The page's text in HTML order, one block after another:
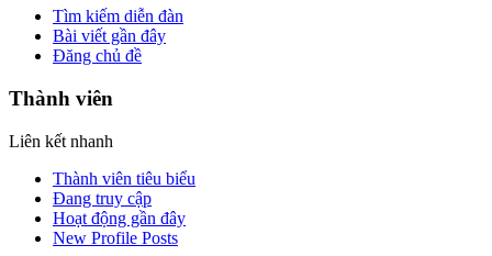
Tìm kiếm diễn đàn
Bài viết gần đây
Đăng chủ đề
Thành viên
Liên kết nhanh
Thành viên tiêu biểu
Đang truy cập
Hoạt động gần đây
New Profile Posts